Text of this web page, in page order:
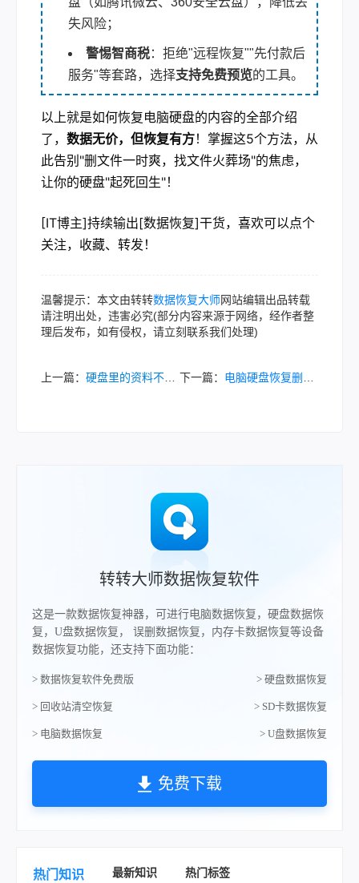
失风险；
警惕智商税：拒绝"远程恢复""先付款后
服务"等套路，选择支持免费预览的工具。
以上就是如何恢复电脑硬盘的内容的全部介绍
了， 数据无价，但恢复有方！掌握这5个方法，从
此告别"删文件一时爽，找文件火葬场"的焦虑，
让你的硬盘"起死回生"！
[IT博主]持续输出[数据恢复]干货，喜欢可以点个
关注，收藏、转发！
温馨提示：本文由转转数据恢复大师网站编辑出品转载
请注明出处，违害必究(部分内容来源于网络，经作者整
理后发布，如有侵权，请立刻联系我们处理)
上一篇： 硬盘里的资料不小心删除了怎么找回？这5个方法让你快速找回丢失文件！ 下一篇： 电脑硬盘恢复删除文件怎么恢复？这4种数据恢复方法，总有一种能救你！！
转转大师数据恢复软件
这是一款数据恢复神器，可进行电脑数据恢复，硬盘数据恢
复，U盘数据恢复， 误删数据恢复，内存卡数据恢复等设备
数据恢复功能，还支持下面功能：
> 数据恢复软件免费版 > 硬盘数据恢复
> 回收站清空恢复 > SD卡数据恢复
> 电脑数据恢复 > U盘数据恢复
免费下载
热门知识 最新知识 热门标签